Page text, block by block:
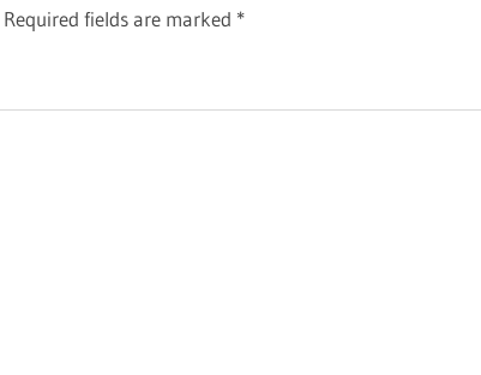
Required fields are marked *